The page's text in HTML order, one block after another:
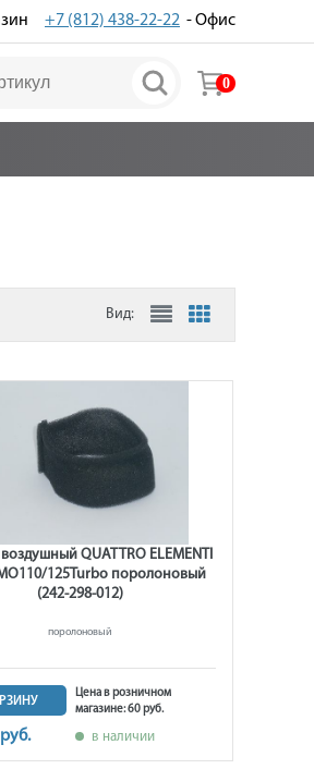
+7 (812) 438-22-22 - Офис
0
Вид:
QUATTRO ELEMENTI
125Turbo поролоновый
(242-298-012)
поролоновый
Цена в розничном
магазине: 60 руб.
в наличии